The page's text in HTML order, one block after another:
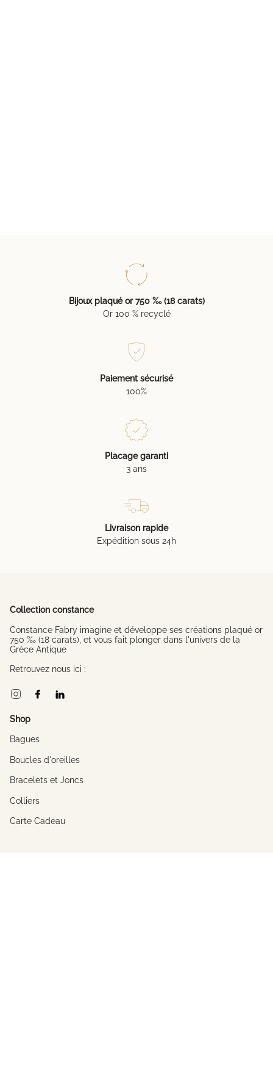
Bijoux plaqué or 750 ‰ (18 carats)
Or 100 % recyclé
Paiement sécurisé
100%
Placage garanti
3 ans
Livraison rapide
Expédition sous 24h
Collection constance
Constance Fabry imagine et développe ses créations plaqué or
750 ‰ (18 carats), et vous fait plonger dans l'univers de la
Grèce Antique
Retrouvez nous ici :
InstagramFacebook
Shop
Bagues
Boucles d'oreilles
Bracelets et Joncs
Colliers
Carte Cadeau